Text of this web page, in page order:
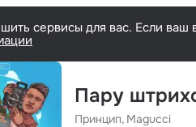
сервисы для вас. Если
Пару
Принцип Magucci